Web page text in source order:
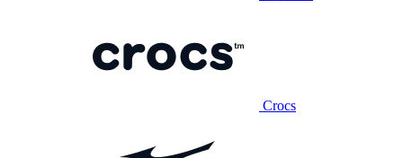
Crocs